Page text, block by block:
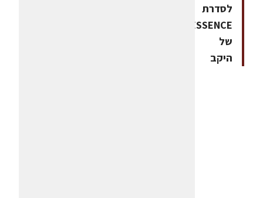
לסדרת
ESSENCE
של
היקב